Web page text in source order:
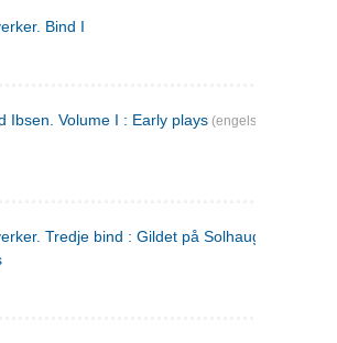
Bind I
Ibsen. Volume I : Early plays (engelsk)
Tredje bind : Gildet på Solhaug ; Olaf